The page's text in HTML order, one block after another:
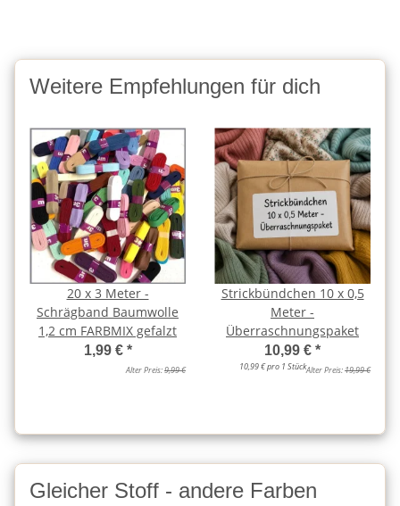
Weitere Empfehlungen für dich
20 x 3 Meter -
Schrägband Baumwolle
1,2 cm FARBMIX gefalzt
1,99 € *
Alter Preis:9,99 €
Strickbündchen 10 x 0,5
Meter -
Überraschnungspaket
10,99 € *
10,99 € pro 1 StückAlter Preis:19,99 €
Gleicher Stoff - andere Farben